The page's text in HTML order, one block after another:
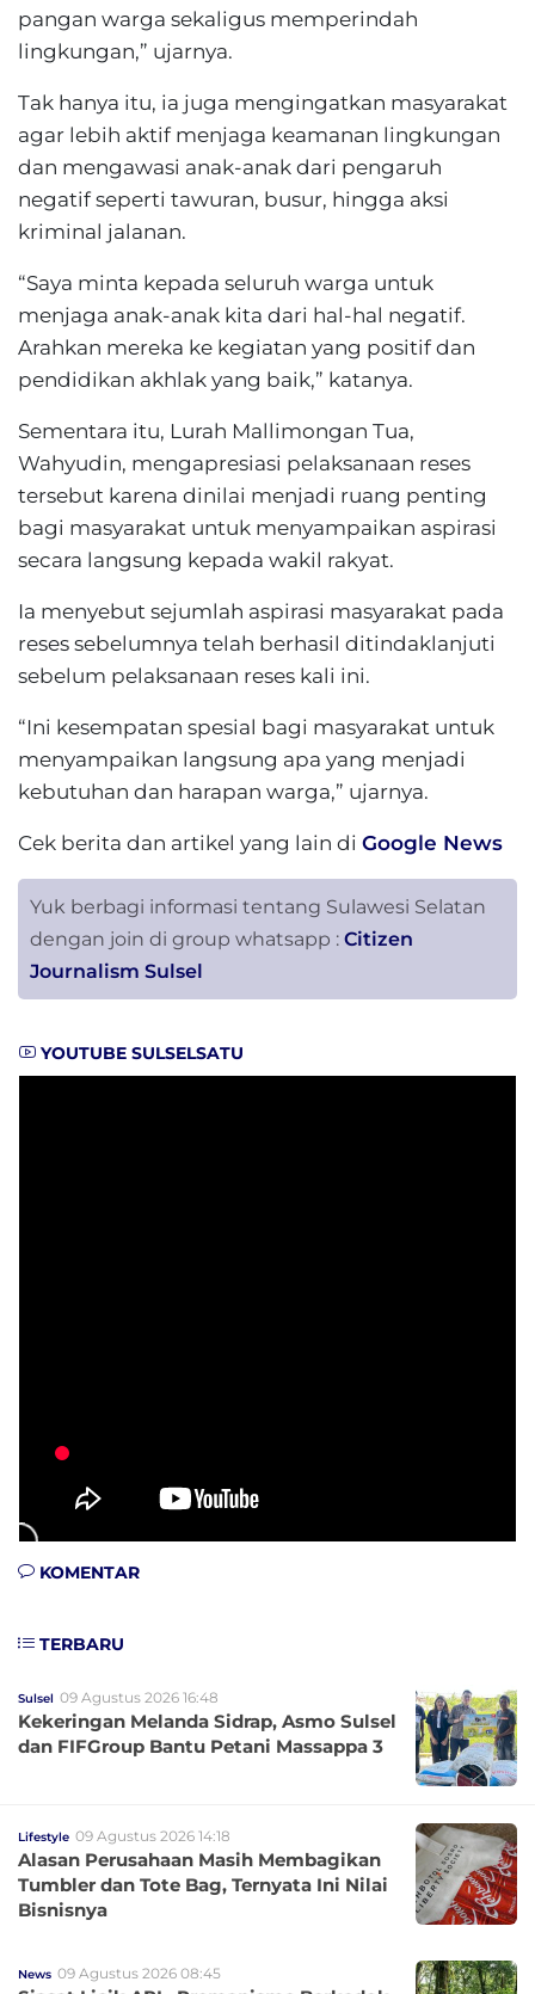
pangan warga sekaligus memperindah
lingkungan,” ujarnya.
Tak hanya itu, ia juga mengingatkan masyarakat
agar lebih aktif menjaga keamanan lingkungan
dan mengawasi anak-anak dari pengaruh
negatif seperti tawuran, busur, hingga aksi
kriminal jalanan.
“Saya minta kepada seluruh warga untuk
menjaga anak-anak kita dari hal-hal negatif.
Arahkan mereka ke kegiatan yang positif dan
pendidikan akhlak yang baik,” katanya.
Sementara itu, Lurah Mallimongan Tua,
Wahyudin, mengapresiasi pelaksanaan reses
tersebut karena dinilai menjadi ruang penting
bagi masyarakat untuk menyampaikan aspirasi
secara langsung kepada wakil rakyat.
Ia menyebut sejumlah aspirasi masyarakat pada
reses sebelumnya telah berhasil ditindaklanjuti
sebelum pelaksanaan reses kali ini.
“Ini kesempatan spesial bagi masyarakat untuk
menyampaikan langsung apa yang menjadi
kebutuhan dan harapan warga,” ujarnya.
Cek berita dan artikel yang lain di Google News
Yuk berbagi informasi tentang Sulawesi Selatan
dengan join di group whatsapp : Citizen
Journalism Sulsel
YOUTUBE SULSELSATU
KOMENTAR
TERBARU
Sulsel 09 Agustus 2026 16:48
Kekeringan Melanda Sidrap, Asmo Sulsel
dan FIFGroup Bantu Petani Massappa 3
Lifestyle 09 Agustus 2026 14:18
Alasan Perusahaan Masih Membagikan
Tumbler dan Tote Bag, Ternyata Ini Nilai
Bisnisnya
News 09 Agustus 2026 08:45